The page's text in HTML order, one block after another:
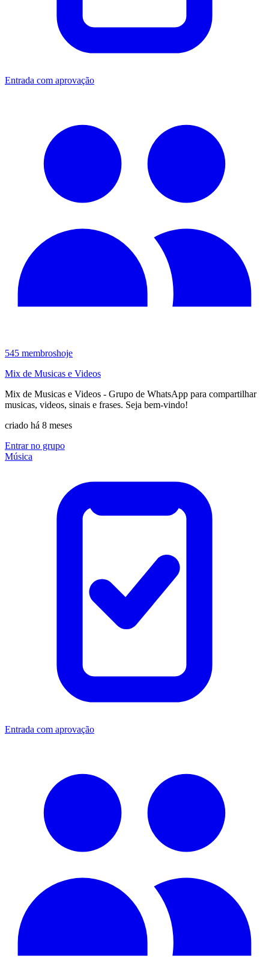
Entrada com aprovação
545 membroshoje
Mix de Musicas e Videos
Mix de Musicas e Videos - Grupo de WhatsApp para compartilhar
musicas, videos, sinais e frases. Seja bem-vindo!
criado há 8 meses
Entrar no grupo
Música
Entrada com aprovação